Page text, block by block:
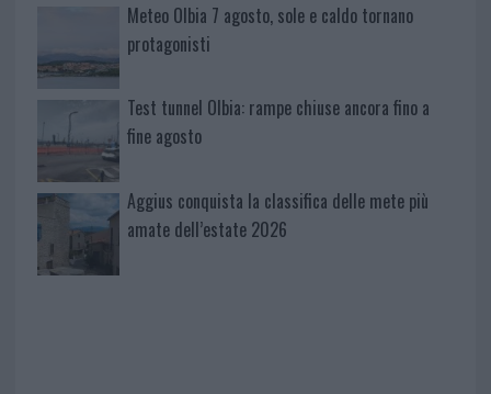
Meteo Olbia 7 agosto, sole e caldo tornano
protagonisti
Test tunnel Olbia: rampe chiuse ancora fino a
fine agosto
Aggius conquista la classifica delle mete più
amate dell’estate 2026